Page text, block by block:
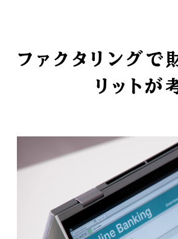
ファクタリングで
リットが